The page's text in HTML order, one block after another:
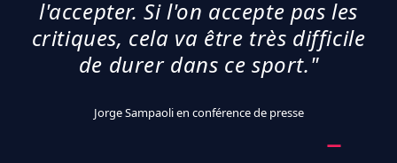
l'accepter. Si l'on accepte pas les
critiques, cela va être très difficile
de durer dans ce sport."
Jorge Sampaoli en conférence de presse